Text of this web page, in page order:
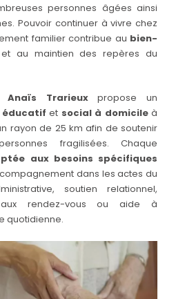
personnes âgées ainsi
Pouvoir continuer à vivre chez
familier contribue au bien-
au maintien des repères du
Anaïs Trarieuxpropose un
éducatif et social à domicileà
rayon de 25 km afin de soutenir
fragilisées. Chaque
aux besoins spécifiques
dans les actes du
soutien relationnel,
aux rendez-vous ou aide à
quotidienne.